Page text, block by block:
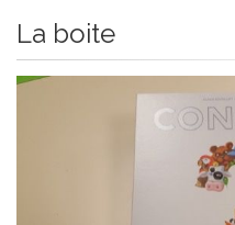
La boite